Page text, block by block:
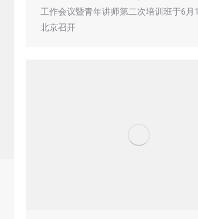
工作会议暨青年讲师第二次培训班于6月
北京召开